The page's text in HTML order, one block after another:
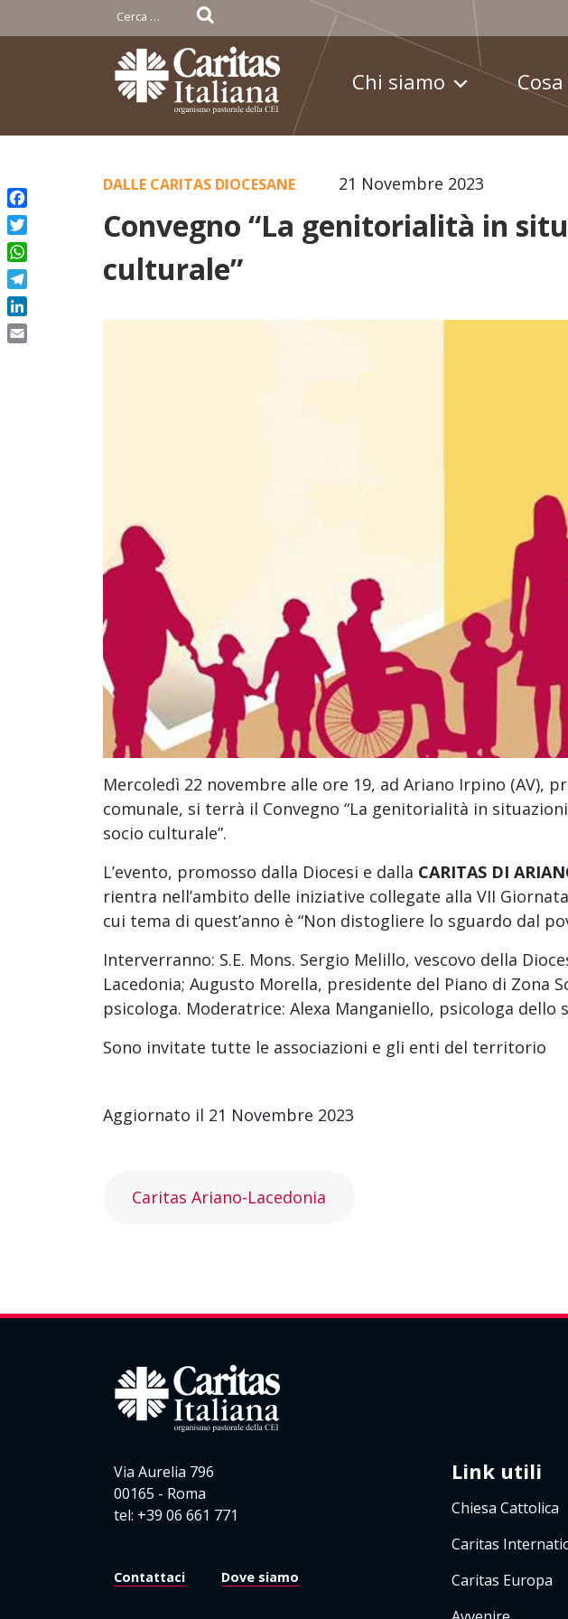
Skip
to
content
Ricerca
per:
Chi siamo
21 Novembre 2023
DALLE CARITAS DIOCESANE
Convegno “La genitorialità in
culturale”
Mercoledì 22 novembre alle ore 19, ad Ariano Irpino (AV),
comunale, si terrà il Convegno “La genitorialità in
socio culturale”.
L’evento, promosso dalla Diocesi e dalla CARITAS DI
rientra nell’ambito delle iniziative collegate alla VII
cui tema di quest’anno è “Non distogliere lo sguardo dal
Interverranno: S.E. Mons. Sergio Melillo, vescovo della
Lacedonia; Augusto Morella, presidente del Piano di Zona
psicologa. Moderatrice: Alexa Manganiello, psicologa dello
Sono invitate tutte le associazioni e gli enti del territorio
Aggiornato il 21 Novembre 2023
Caritas Ariano-Lacedonia
Via Aurelia 796
00165 - Roma
tel: +39 06 661 771
Contattaci Dove siamo
Link utili
Chiesa Cattolica
Caritas
Caritas Europa
Facebook
Twitter
WhatsApp
Telegram
LinkedIn